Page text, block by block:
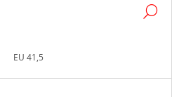
EU 41,5